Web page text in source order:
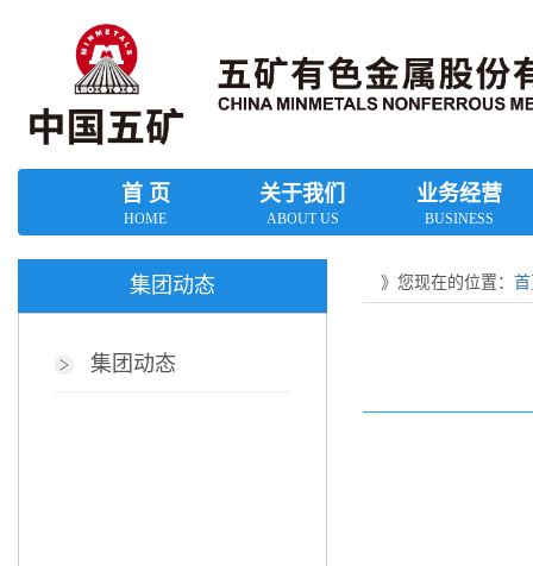
首 页
HOME
关于我们
ABOUT US
业务经营
BUSINESS
集团动态
集团动态
》您现在的位置：